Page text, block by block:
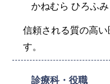
かねむら ひろふみ
信頼される質の高
す。
診療科・役職